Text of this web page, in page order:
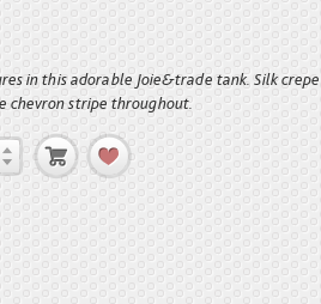
in this adorable Joie&trade tank. Silk
chevron stripe throughout.